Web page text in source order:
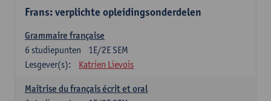
Frans: verplichte opleidingsonderdelen
Grammaire française
1E/2E SEM
6 studiepunten
Lesgever(s):
Katrien Lievois
Maîtrise du français écrit et oral